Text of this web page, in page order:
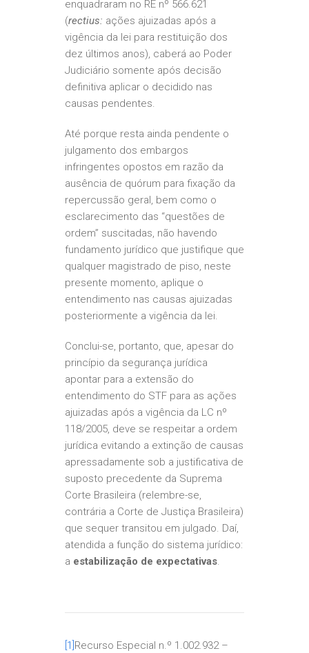
enquadraram no RE nº 566.621
(rectius: ações ajuizadas após a
vigência da lei para restituição dos
dez últimos anos), caberá ao Poder
Judiciário somente após decisão
definitiva aplicar o decidido nas
causas pendentes.
Até porque resta ainda pendente o
julgamento dos embargos
infringentes opostos em razão da
ausência de quórum para fixação da
repercussão geral, bem como o
esclarecimento das “questões de
ordem” suscitadas, não havendo
fundamento jurídico que justifique que
qualquer magistrado de piso, neste
presente momento, aplique o
entendimento nas causas ajuizadas
posteriormente a vigência da lei.
Conclui-se, portanto, que, apesar do
princípio da segurança jurídica
apontar para a extensão do
entendimento do STF para as ações
ajuizadas após a vigência da LC nº
118/2005, deve se respeitar a ordem
jurídica evitando a extinção de causas
apressadamente sob a justificativa de
suposto precedente da Suprema
Corte Brasileira (relembre-se,
contrária a Corte de Justiça Brasileira)
que sequer transitou em julgado. Daí,
atendida a função do sistema jurídico:
a estabilização de expectativas.
[1] Recurso Especial n.º 1.002.932 –